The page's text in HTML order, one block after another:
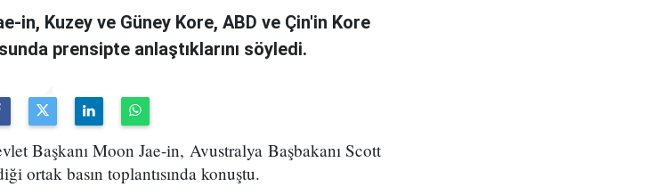
in, Kuzey ve Güney Kore, ABD ve Çin'in Kore
prensipte anlaştıklarını söyledi.
Başkanı Moon Jae-in, Avustralya Başbakanı Scott
ortak basın toplantısında konuştu.